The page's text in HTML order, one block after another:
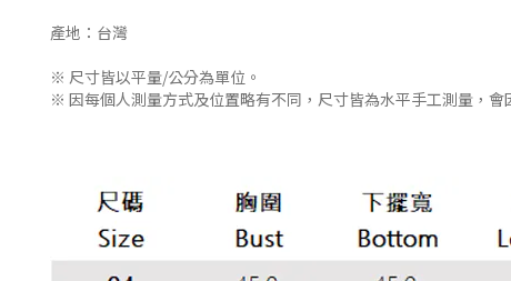
產地：台灣
※ 尺寸皆以平量/公分為單位。
※ 因每個人測量方式及位置略有不同，尺寸皆為水平手工測量，